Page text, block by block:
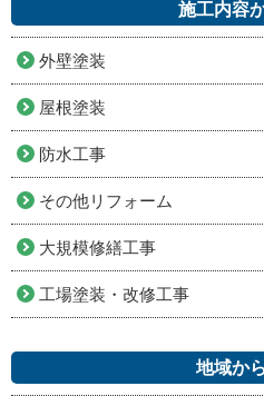
施工内容
外壁塗装
屋根塗装
防水工事
その他リフォーム
大規模修繕工事
工場塗装・改修工事
地域か